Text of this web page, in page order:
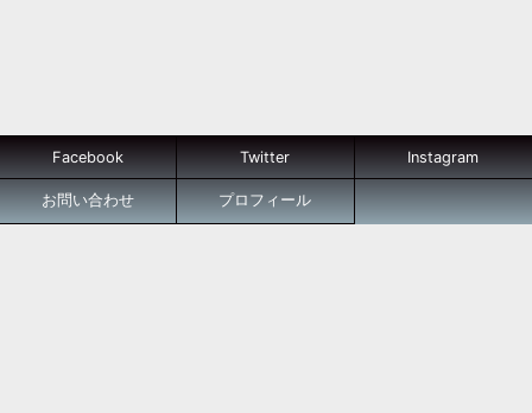
Facebook Twitter Instagram
お問い合わせ プロフィール